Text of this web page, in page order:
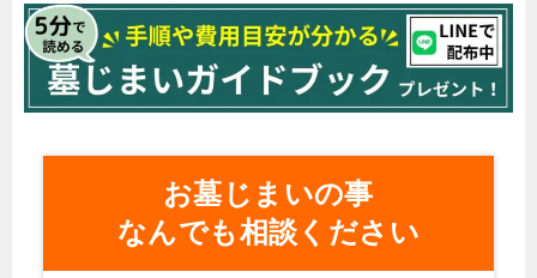
お墓じまいの事
なんでも相談ください